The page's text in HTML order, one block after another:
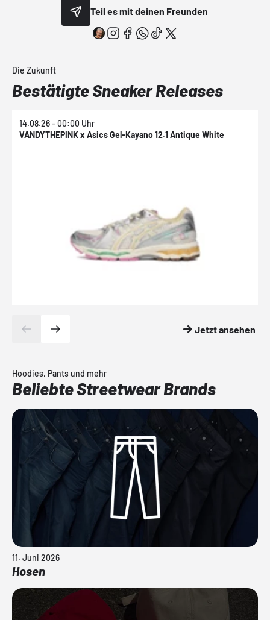
Teil es mit deinen Freunden
Die Zukunft
Bestätigte Sneaker Releases
14.08.26 - 00:00 Uhr
VANDYTHEPINK x Asics Gel-Kayano 12.1 Antique White
Jetzt ansehen
Hoodies, Pants und mehr
Beliebte Streetwear Brands
11. Juni 2026
Hosen